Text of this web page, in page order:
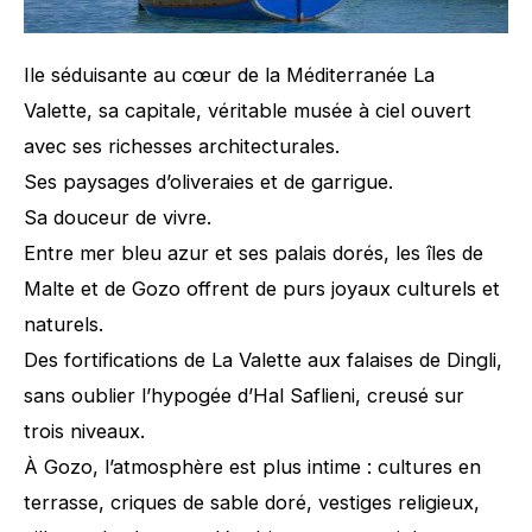
Ile séduisante au cœur de la Méditerranée La
Valette, sa capitale, véritable musée à ciel ouvert
avec ses richesses architecturales.
Ses paysages d’oliveraies et de garrigue.
Sa douceur de vivre.
Entre mer bleu azur et ses palais dorés, les îles de
Malte et de Gozo offrent de purs joyaux culturels et
naturels.
Des fortifications de La Valette aux falaises de Dingli,
sans oublier l’hypogée d’Hal Saflieni, creusé sur
trois niveaux.
À Gozo, l’atmosphère est plus intime : cultures en
terrasse, criques de sable doré, vestiges religieux,